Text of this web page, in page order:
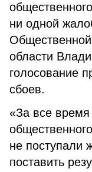
ни одной
области
голосование
сбоев.
«За все
не поступали
поставить